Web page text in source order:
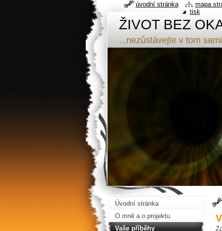
ŽIVOT BEZ
...nezůstávejte v tom sami
Úvodní stránka
O mně a o projektu
Vaše příběhy
úvodní stránka
mapa
tisk